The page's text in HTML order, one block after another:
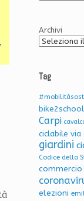
Archivi
Tag
bike2school
Carpi
ciclabile
giardini
Codice della
commercio
elezioni